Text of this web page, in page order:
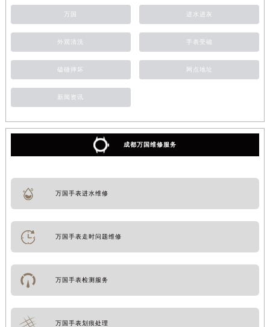
万国 进水进灰
外观清洗 手表受磁
磕碰摔坏 网点地址
新闻资讯
成都万国维修服务
万国手表进水维修
万国手表走时问题维修
万国手表检测服务
万国手表划痕处理